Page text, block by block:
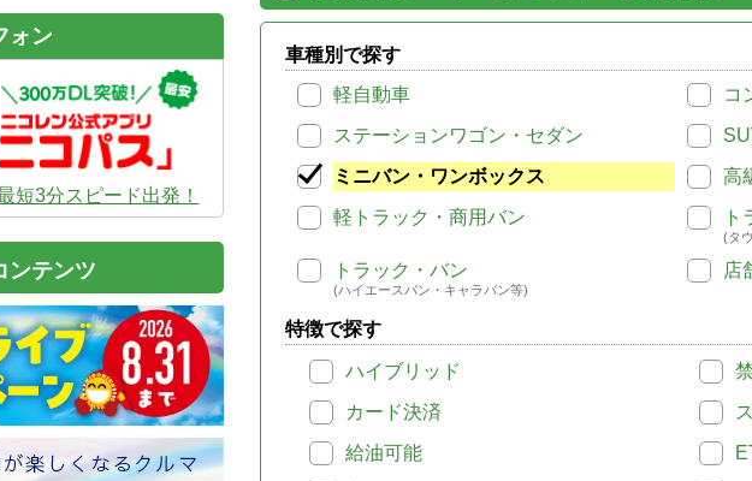
車種別で探す
軽自動車
コ
ステーションワゴン・セダン
ミニバン・ワンボックス
高
軽トラック・商用バン
ト
(タ
トラック・バン
(ハイエースバン・キャラバン等)
店
特徴で探す
ハイブリッド
カード決済
給油可能
ォン
短3分スピード出発！
ンテンツ